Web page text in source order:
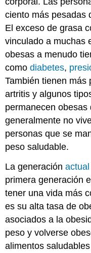
ciento más pesadas
El exceso de grasa
vinculado a muchas
obesas a menudo
comodiabetes,
También tienen más
artritis y algunos
permanecen
generalmente no
personas que se
peso saludable.
La generaciónactual
primera generación
tener una vida más
es su alta tasa de
asociados a la
peso y volverse
alimentos